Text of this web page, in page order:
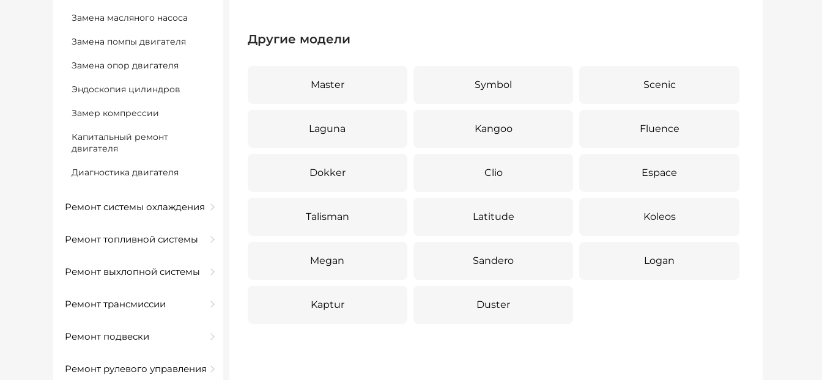
Замена масляного насоса
Замена помпы двигателя
Замена опор двигателя
Эндоскопия цилиндров
Замер компрессии
Капитальный ремонт
двигателя
Диагностика двигателя
Ремонт системы охлаждения
Ремонт топливной системы
Ремонт выхлопной системы
Ремонт трансмиссии
Ремонт подвески
Ремонт рулевого управления
Другие модели
Master Symbol Scenic
Laguna Kangoo Fluence
Dokker Clio Espace
Talisman Latitude Koleos
Megan Sandero Logan
Kaptur Duster